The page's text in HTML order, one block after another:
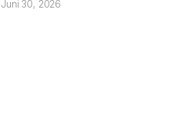
Juni 30, 2026